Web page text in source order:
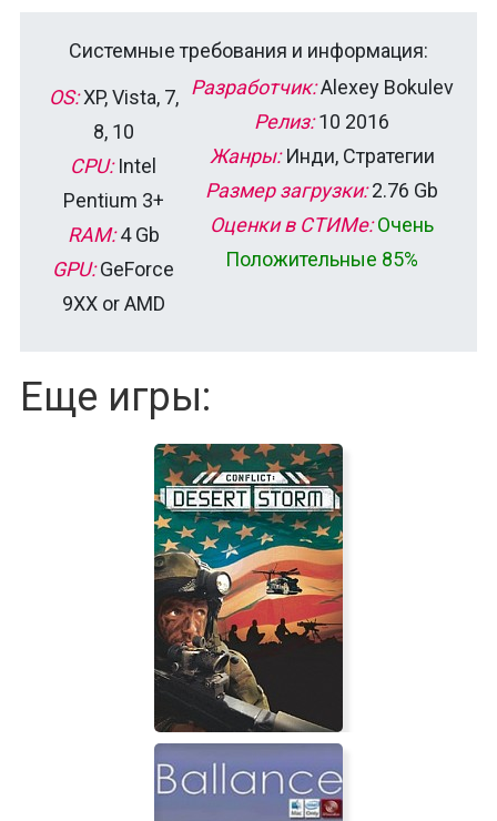
Системные требования и информация:
OS:XP, Vista, 7,
8, 10
CPU:Intel
Pentium 3+
RAM:4 Gb
GPU:GeForce
9XX or AMD
Разработчик:Alexey Bokulev
Релиз:10 2016
Жанры:Инди, Стратегии
Размер загрузки:2.76 Gb
Оценки в СТИМе: Очень
Положительные 85%
Еще игры: